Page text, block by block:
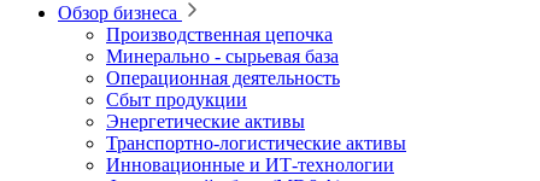
Обзор бизнеса
Производственная цепочка
Минерально ‑ сырьевая база
Операционная деятельность
Сбыт продукции
Энергетические активы
Транспортно-логистические активы
Инновационные и ИТ‑технологии